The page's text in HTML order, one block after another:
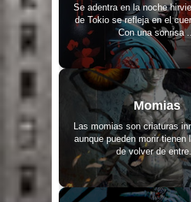
Se adentra en la noche
de Tokio se refleja en el
Con una sonrisa ...
Momias
Las momias son criaturas
aunque pueden morir tienen
de volver de